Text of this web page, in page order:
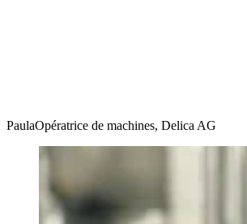
PaulaOpératrice de machines, Delica AG